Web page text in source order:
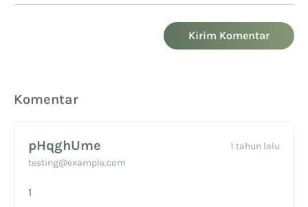
Kirim Komentar
Komentar
pHqghUme
testing@example.com
1 tahun lalu
1